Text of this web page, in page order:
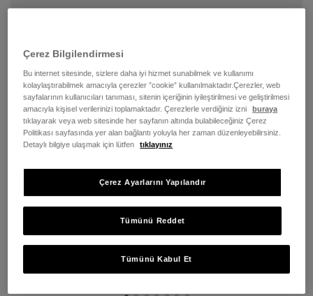
Çerez Bilgilendirmesi
Bu internet sitesinde, sizlere daha iyi hizmet sunabilmek ve kullanımı
kolaylaştırabilmek amacıyla çerezler ”cookie” kullanılmaktadır.Çerezler, web
sayfalarının kullanıcıları tanıması, sitenin içeriğinin iyileştirilmesi ve geliştirilmesi
amacıyla kişisel verilerinizi toplamaktadır. Çerezlerle verdiğiniz izni
buraya
tıklayarak veya web sitesinde her sayfanın altında bulabileceğiniz Çerez
Politikası sayfasında yer alan bağlantı yoluyla her zaman düzenleyebilirsiniz.
Detaylı bilgiye ulaşmak için lütfen
tıklayınız
Tümünü Reddet
Tümünü Kabul Et
Çerez Ayarlarını Yapılandır